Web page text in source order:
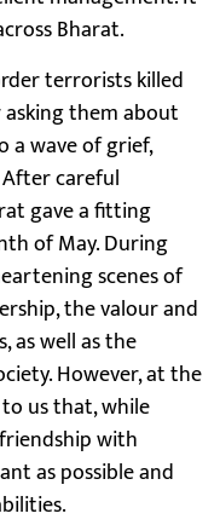
Bharat.
terrorists killed
them about
a wave of grief,
careful
gave a fitting
of May. During
scenes of
the valour and
as well as the
However, at the
us that, while
with
as possible and